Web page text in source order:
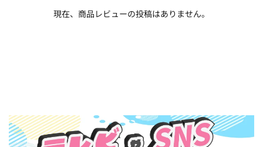
現在、商品レビューの投稿はありません。